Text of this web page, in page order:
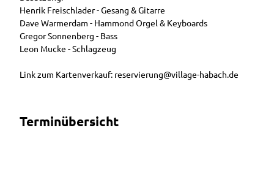
Henrik Freischlader - Gesang & Gitarre
Dave Warmerdam - Hammond Orgel & Keyboards
Gregor Sonnenberg - Bass
Leon Mucke - Schlagzeug
Link zum Kartenverkauf: reservierung@village-habach.de
Terminübersicht